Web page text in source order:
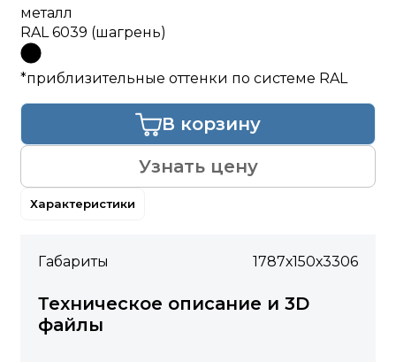
Характеристики
Габариты 1787х150х3306
Техническое описание и 3D
файлы
металл
RAL 6039 (шагрень)
*приблизительные оттенки по системе RAL
Узнать цену
В корзину